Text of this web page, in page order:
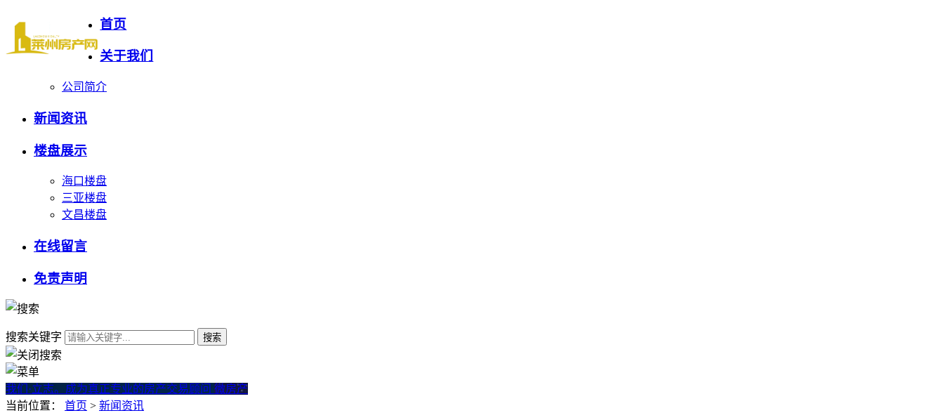
首页
关于我们
公司简介
新闻资讯
楼盘展示
海口楼盘
三亚楼盘
文昌楼盘
在线留言
免责声明
搜索关键字
我们·立志。成为真正专业的房产交易顾问 微房产
当前位置： 首页 > 新闻资讯